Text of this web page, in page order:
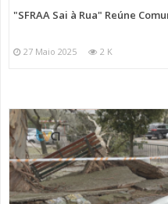
"SFRAA Sai à Rua" Reúne
27 Maio 2025 2 K